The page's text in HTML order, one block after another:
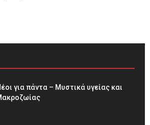
για πάντα – Μυστικά υγείας και